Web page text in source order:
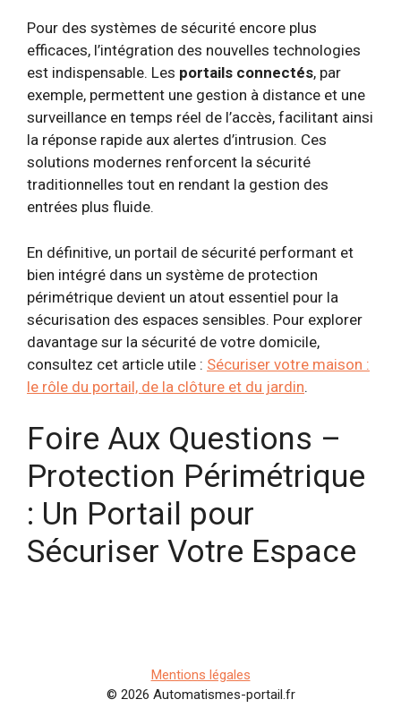
Pour des systèmes de sécurité encore plus
efficaces, l’intégration des nouvelles technologies
est indispensable. Les portails connectés, par
exemple, permettent une gestion à distance et une
surveillance en temps réel de l’accès, facilitant ainsi
la réponse rapide aux alertes d’intrusion. Ces
solutions modernes renforcent la sécurité
traditionnelles tout en rendant la gestion des
entrées plus fluide.
En définitive, un portail de sécurité performant et
bien intégré dans un système de protection
périmétrique devient un atout essentiel pour la
sécurisation des espaces sensibles. Pour explorer
davantage sur la sécurité de votre domicile,
consultez cet article utile : Sécuriser votre maison :
le rôle du portail, de la clôture et du jardin.
Foire Aux Questions –
Protection Périmétrique
: Un Portail pour
Sécuriser Votre Espace
Mentions légales
© 2026 Automatismes-portail.fr